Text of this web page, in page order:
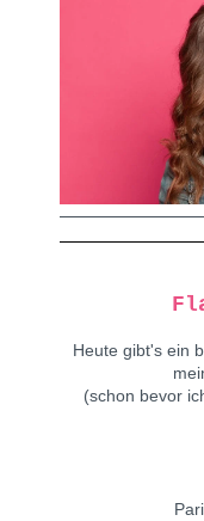
Heute gibt's ein
(schon bevor